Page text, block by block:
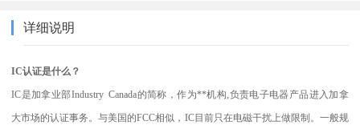
详细说明
IC认证是什么？
IC是加拿业部Industry Canada的简称，作为**机构,负责电子电器产品进入加拿
大市场的认证事务。与美国的FCC相似，IC目前只在电磁干扰上做限制。一般规